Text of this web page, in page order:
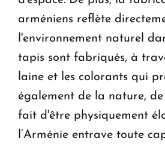
arméniens reflète
l'environnement naturel
tapis sont fabriqués, à
laine et les colorants qui
également de la nature,
fait d'être physiquement
l’Arménie entrave toute